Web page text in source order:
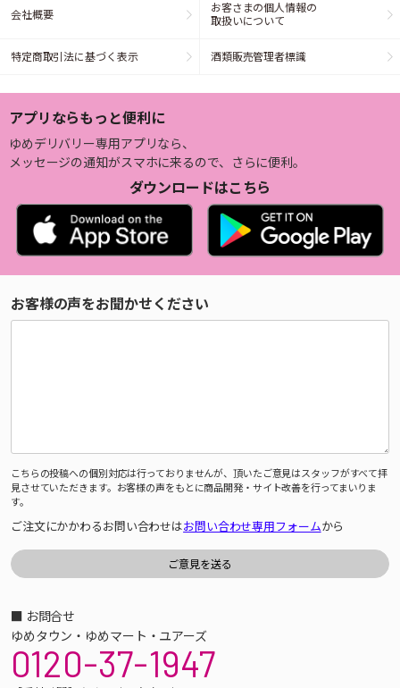
会社概要
お客さまの個人情報の
取扱いについて
特定商取引法に基づく表示 酒類販売管理者標識
アプリならもっと便利に
ゆめデリバリー専用アプリなら、
メッセージの通知がスマホに来るので、さらに便利。
ダウンロードはこちら
お客様の声をお聞かせください
こちらの投稿への個別対応は行っておりませんが、頂いたご意見はスタッフがすべて拝
見させていただきます。お客様の声をもとに商品開発・サイト改善を行ってまいりま
す。
ご注文にかかわるお問い合わせはお問い合わせ専用フォームから
■ お問合せ
ゆめタウン・ゆめマート・ユアーズ
0120-37-1947